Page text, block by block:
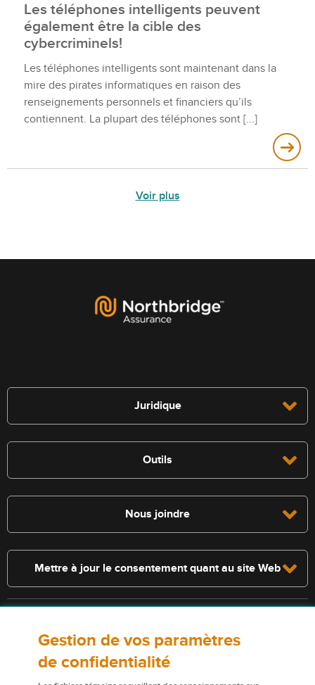
Les téléphones intelligents peuvent
également être la cible des
cybercriminels!
Les téléphones intelligents sont maintenant dans la
mire des pirates informatiques en raison des
renseignements personnels et financiers qu’ils
contiennent. La plupart des téléphones sont
Voir plus
Juridique
Outils
Nous joindre
Mettre à jour le consentement quant au site Web
s’appliquent. Les services décrits sur le présent site Web ne
constituent pas des polices d’assurance, et certaines polices n’y sont
pas admissibles.
Gestion de vos paramètres
de confidentialité